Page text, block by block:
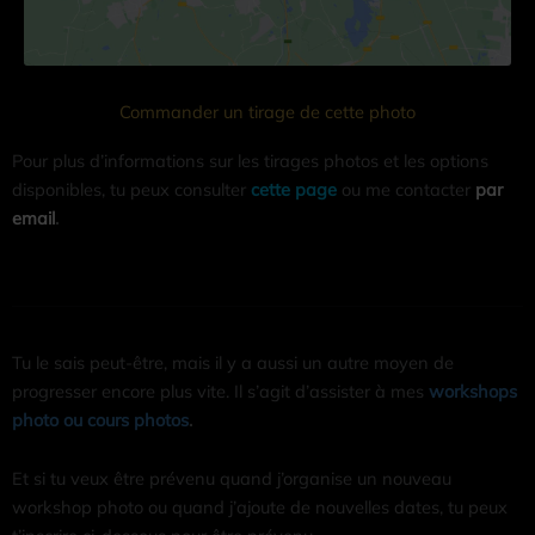
Commander un tirage de cette photo
Pour plus d’informations sur les tirages photos et les options
disponibles, tu peux consulter cette page ou me contacter par
email.
Tu le sais peut-être, mais il y a aussi un autre moyen de
progresser encore plus vite. Il s’agit d’assister à mes workshops
photo ou cours photos.
Et si tu veux être prévenu quand j’organise un nouveau
workshop photo ou quand j’ajoute de nouvelles dates, tu peux